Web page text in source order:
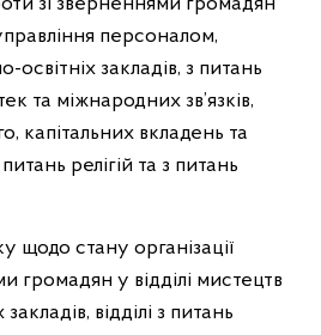
персоналом,
освітніх закладів, з питань
та міжнародних зв’язків,
капітальних вкладень та
релігій та з питань
щодо стану організації
громадян у відділі мистецтв
відділі з питань